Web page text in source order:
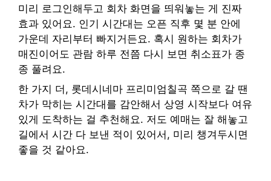
미리 로그인해두고 회차 화면을 띄워놓는 게 진짜
효과 있어요. 인기 시간대는 오픈 직후 몇 분 안에
가운데 자리부터 빠지거든요. 혹시 원하는 회차가
매진이어도 관람 하루 전쯤 다시 보면 취소표가 종
종 풀려요.
한 가지 더, 롯데시네마 프리미엄칠곡 쪽으로 갈 땐
차가 막히는 시간대를 감안해서 상영 시작보다 여유
있게 도착하는 걸 추천해요. 저도 예매는 잘 해놓고
길에서 시간 다 보낸 적이 있어서, 미리 챙겨두시면
좋을 것 같아요.